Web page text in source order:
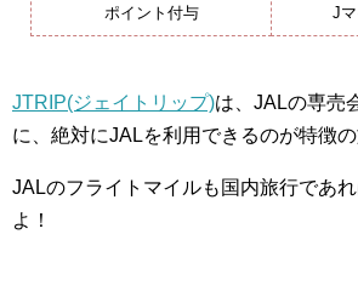
ポイント付与 J
JTRIP(ジェイトリップ)は、JALの専売
に、絶対にJALを利用できるのが特徴の
JALのフライトマイルも国内旅行であ
よ！